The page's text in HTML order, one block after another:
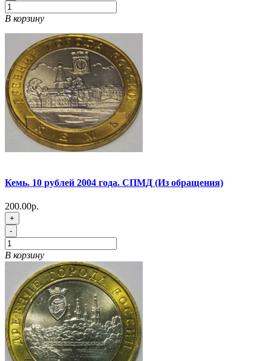
В корзину
Кемь. 10 рублей 2004 года. СПМД (Из обращения)
200.00р.
+
-
В корзину